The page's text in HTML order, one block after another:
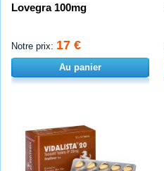
Lovegra 100mg
Notre prix: 17 €
Au panier